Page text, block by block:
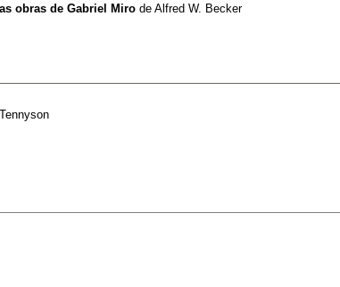
obras de Gabriel Miro de Alfred W. Becker